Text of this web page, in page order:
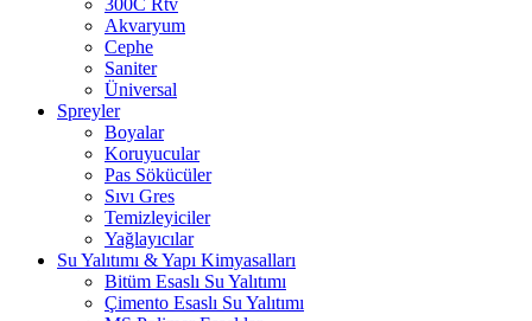
300C Rtv
Akvaryum
Cephe
Saniter
Üniversal
Spreyler
Boyalar
Koruyucular
Pas Sökücüler
Sıvı Gres
Temizleyiciler
Yağlayıcılar
Su Yalıtımı & Yapı Kimyasalları
Bitüm Esaslı Su Yalıtımı
Çimento Esaslı Su Yalıtımı